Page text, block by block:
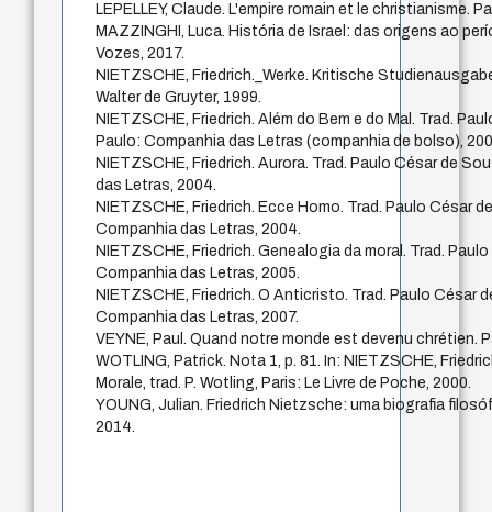
LEPELLEY, Claude. L'empire romain et le christianisme.
MAZZINGHI, Luca. História de Israel: das origens ao
Vozes, 2017.
NIETZSCHE, Friedrich._Werke. Kritische
Walter de Gruyter, 1999.
NIETZSCHE, Friedrich. Além do Bem e do Mal. Trad.
Paulo: Companhia das Letras (companhia de bolso),
NIETZSCHE, Friedrich. Aurora. Trad. Paulo César de
das Letras, 2004.
NIETZSCHE, Friedrich. Ecce Homo. Trad. Paulo César
Companhia das Letras, 2004.
NIETZSCHE, Friedrich. Genealogia da moral. Trad.
Companhia das Letras, 2005.
NIETZSCHE, Friedrich. O Anticristo. Trad. Paulo César
Companhia das Letras, 2007.
VEYNE, Paul. Quand notre monde est devenu chrétien.
WOTLING, Patrick. Nota 1, p. 81. In: NIETZSCHE,
Morale, trad. P. Wotling, Paris: Le Livre de Poche, 2000.
YOUNG, Julian. Friedrich Nietzsche: uma biografia
2014.